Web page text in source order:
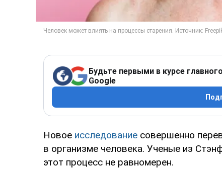
Будьте первыми в курсе
Google
Новое исследование совершенно
в организме человека. Ученые из
этот процесс не равномерен.